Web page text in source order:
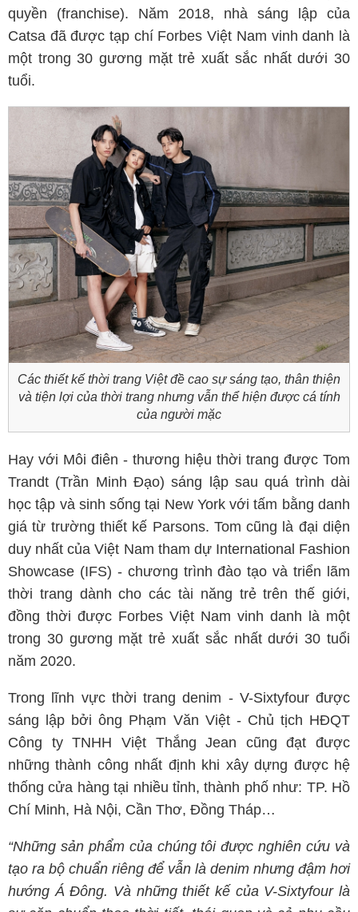
quyền (franchise). Năm 2018, nhà sáng lập của
Catsa đã được tạp chí Forbes Việt Nam vinh danh là
một trong 30 gương mặt trẻ xuất sắc nhất dưới 30
tuổi.
Các thiết kế thời trang Việt đề cao sự sáng tạo, thân thiện
và tiện lợi của thời trang nhưng vẫn thể hiện được cá tính
của người mặc
Hay với Môi điên - thương hiệu thời trang được Tom
Trandt (Trần Minh Đạo) sáng lập sau quá trình dài
học tập và sinh sống tại New York với tấm bằng danh
giá từ trường thiết kế Parsons. Tom cũng là đại diện
duy nhất của Việt Nam tham dự International Fashion
Showcase (IFS) - chương trình đào tạo và triển lãm
thời trang dành cho các tài năng trẻ trên thế giới,
đồng thời được Forbes Việt Nam vinh danh là một
trong 30 gương mặt trẻ xuất sắc nhất dưới 30 tuổi
năm 2020.
Trong lĩnh vực thời trang denim - V-Sixtyfour được
sáng lập bởi ông Phạm Văn Việt - Chủ tịch HĐQT
Công ty TNHH Việt Thắng Jean cũng đạt được
những thành công nhất định khi xây dựng được hệ
thống cửa hàng tại nhiều tỉnh, thành phố như: TP. Hồ
Chí Minh, Hà Nội, Cần Thơ, Đồng Tháp…
“Những sản phẩm của chúng tôi được nghiên cứu và
tạo ra bộ chuẩn riêng để vẫn là denim nhưng đậm hơi
hướng Á Đông. Và những thiết kế của V-Sixtyfour là